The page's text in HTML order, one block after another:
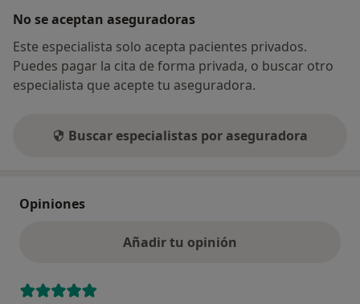
No se aceptan aseguradoras
Este especialista solo acepta pacientes privados.
Puedes pagar la cita de forma privada, o buscar otro
especialista que acepte tu aseguradora.
Buscar especialistas por aseguradora
Opiniones
Añadir tu opinión